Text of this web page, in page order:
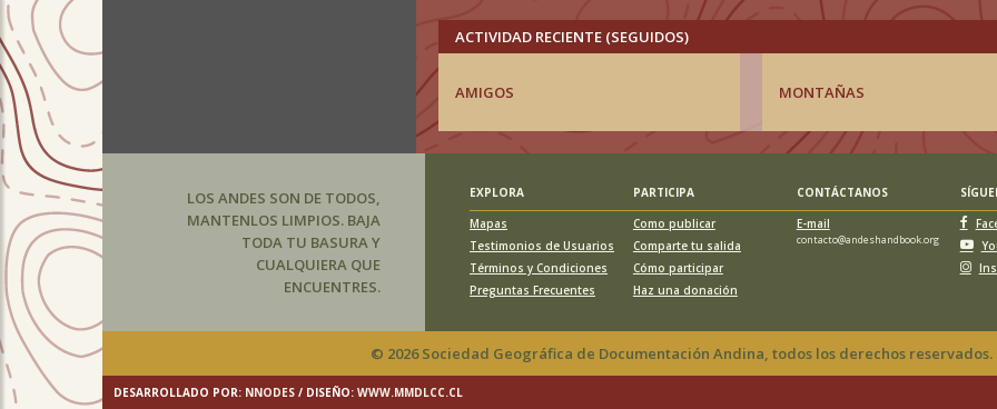
ACTIVIDAD RECIENTE (SEGUIDOS)
AMIGOS MONTAÑAS
LOS ANDES SON DE TODOS,
MANTENLOS LIMPIOS. BAJA
TODA TU BASURA Y
CUALQUIERA QUE
ENCUENTRES.
EXPLORA PARTICIPA CONTÁCTANOS
Mapas
Testimonios de Usuarios
Términos y Condiciones
Preguntas Frecuentes
Como publicar
Comparte tu salida
Cómo participar
Haz una donación
E-mail
contacto@andeshandbook.org
© 2026 Sociedad Geográfica de Documentación Andina, todos los derechos
DESARROLLADO POR: NNODES / DISEÑO: WWW.MMDLCC.CL